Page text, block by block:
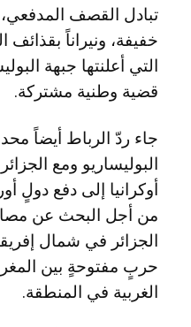
تبادل القصف
خفيفة، ونيراناً
التي أعلنتها جبهة
قضية وطنية مشتركة.
جاء ردّ الرباط أيضاً
البوليساريو ومع
أوكرانيا إلى دفع دولٍ
من أجل البحث عن
الجزائر في شمال
حربٍ مفتوحةٍ بين
الغربية في المنطقة.